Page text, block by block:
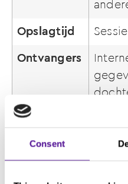
Consent
Opslagtijd Sessie
Ontvangers